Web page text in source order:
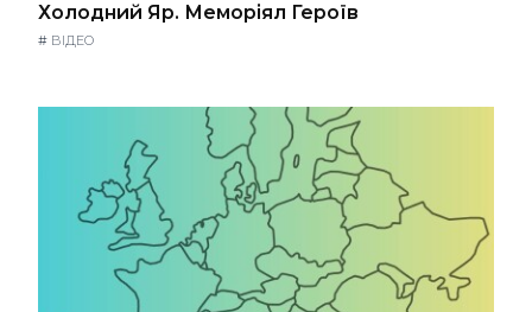
Холодний Яр. Меморіял Героїв
# ВІДЕО